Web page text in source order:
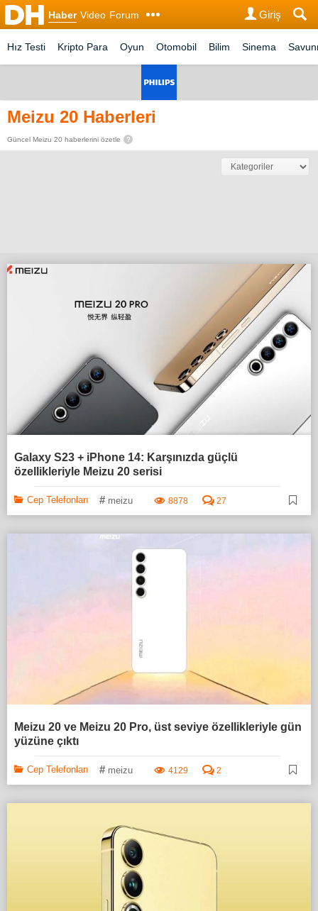
Haber Video Forum Giriş
Hız Testi Kripto Para Oyun Otomobil Bilim Sinema
Meizu 20 Haberleri
Güncel Meizu 20 haberlerini özetle ?
Galaxy S23 + iPhone 14: Karşınızda güçlü
özellikleriyle Meizu 20 serisi
Cep Telefonları # meizu 8878 27
Meizu 20 ve Meizu 20 Pro, üst seviye özellikleriyle gün
yüzüne çıktı
Cep Telefonları # meizu 4129 2